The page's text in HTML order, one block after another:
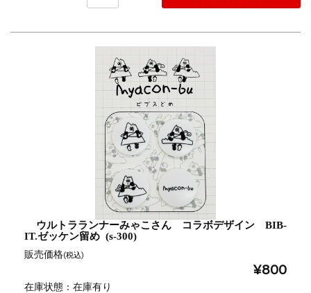
ウルトラランナーみゃこさん コラボデザイン BIB-
IT.ゼッケン留め (s-300)
販売価格(税込)
¥800
在庫状態 : 在庫有り